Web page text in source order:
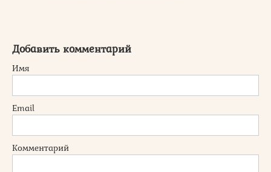
Добавить комментарий
Имя
Email
Комментарий